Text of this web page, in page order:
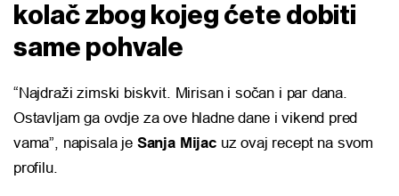
kolač zbog kojeg ćete dobiti
same pohvale
“Najdraži zimski biskvit. Mirisan i sočan i par dana.
Ostavljam ga ovdje za ove hladne dane i vikend pred
vama”, napisala je Sanja Mijacuz ovaj recept na svom
profilu.